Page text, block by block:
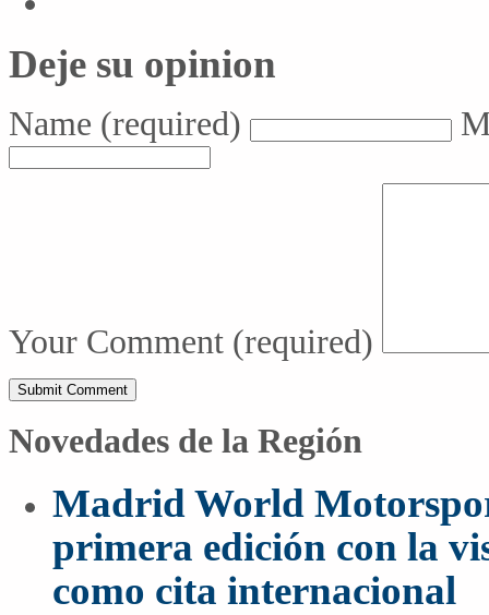
Deje su opinion
Name (required)
Your Comment (required)
Novedades de la Región
Madrid World
primera edición con la
como cita internacional